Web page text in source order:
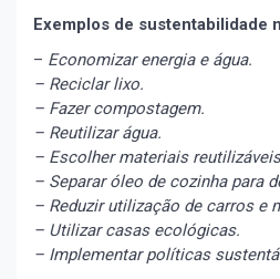
Exemplos de sustentabilidade
– Economizar energia e água.
– Reciclar lixo.
– Fazer compostagem.
– Reutilizar água.
– Escolher materiais
– Separar óleo de cozinha para
– Reduzir utilização de carros e
– Utilizar casas ecológicas.
– Implementar políticas